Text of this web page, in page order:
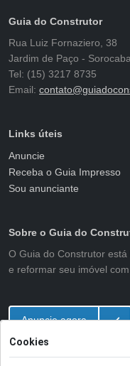
Guia do Construtor
Rua Luiz Fornaziero, 38
Jardim de Paço -
Tel: (15) 3217 8735
Email:
Links úteis
Anuncie
Receba o Guia Impresso
Sou anunciante
Sobre o Guia do
O Guia do Construtor
e reformar seu imóvel
Anuncie agora
Cookies